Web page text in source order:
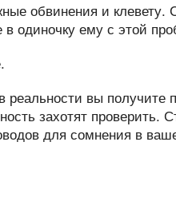
обвинения и клевету.
одиночку ему с этой
реальности вы получите
захотят проверить.
для сомнения в